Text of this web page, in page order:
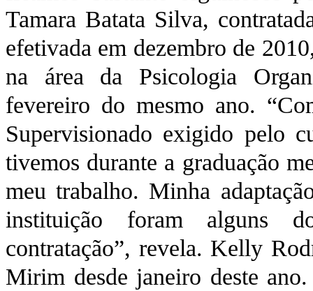
Tamara Batata Silva,
efetivada em dezembro de
na área da Psicologia
fevereiro do mesmo ano.
Supervisionado exigido pelo
tivemos durante a graduação
meu trabalho. Minha
instituição foram alguns
contratação”, revela. Kelly
Mirim desde janeiro deste